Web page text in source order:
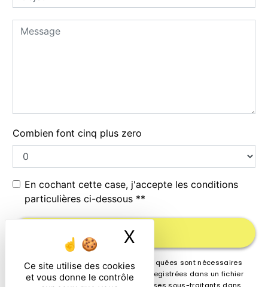
Ce site utilise des cookies
et vous donne le contrôle
X Masquer le
Combien font cinq plus zero
En cochant cette case, j'accepte les conditions
particulières ci-dessous **
ENVOYER
** Les données personnelles communiquées sont nécessaires
aux fins de vous contacter et sont enregistrées dans un fichier